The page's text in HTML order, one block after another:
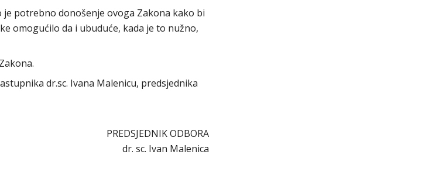
potrebno donošenje ovoga Zakona kako bi
omogućilo da i ubuduće, kada je to nužno,
dr.sc. Ivana Malenicu, predsjednika
PREDSJEDNIK ODBORA
dr. sc. Ivan Malenica